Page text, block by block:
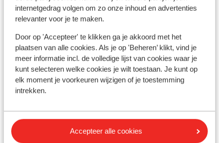
internetgedrag volgen om zo onze inhoud en advertenties
relevanter voor je te maken.
Door op 'Accepteer' te klikken ga je akkoord met het
plaatsen van alle cookies. Als je op 'Beheren’ klikt, vind je
meer informatie incl. de volledige lijst van cookies waar je
kunt selecteren welke cookies je wilt toestaan. Je kunt op
elk moment je voorkeuren wijzigen of je toestemming
intrekken.
Accepteer alle cookies
Bekijk op kaart
Afstanden
Centrum: 2500 m
Skipiste: 600 m
Skipas, -les en verhuur